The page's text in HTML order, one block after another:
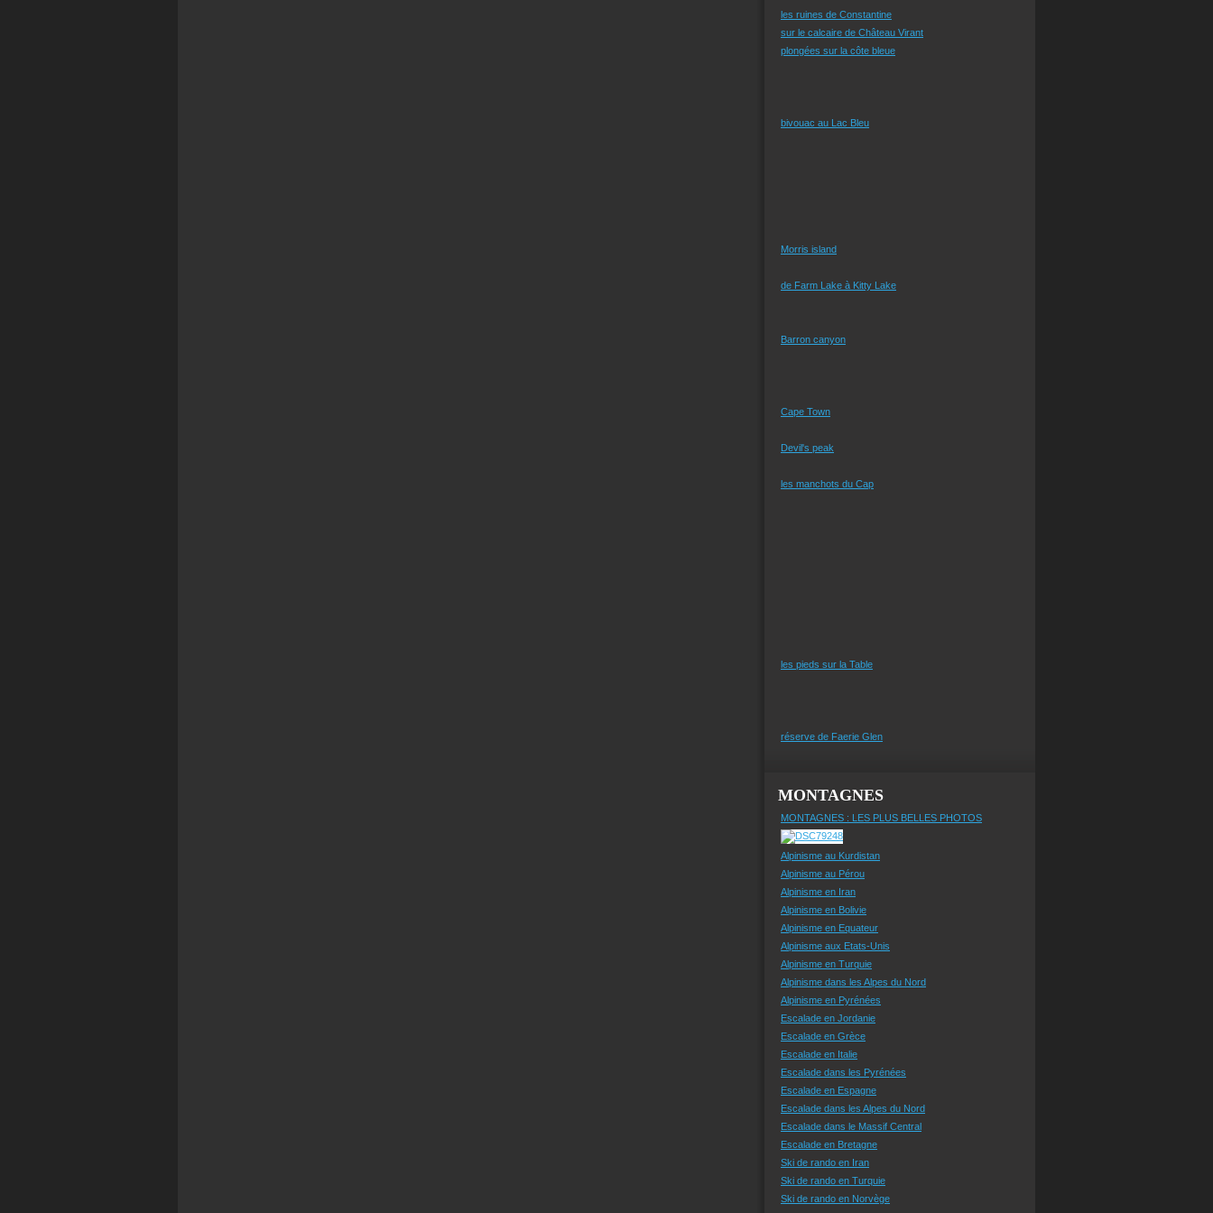
les ruines de Constantine
sur le calcaire de Château Virant
plongées sur la côte bleue
bivouac au Lac Bleu
Morris island
de Farm Lake à Kitty Lake
Barron canyon
Cape Town
Devil's peak
les manchots du Cap
les pieds sur la Table
réserve de Faerie Glen
MONTAGNES
MONTAGNES : LES PLUS BELLES PHOTOS
Alpinisme au Kurdistan
Alpinisme au Pérou
Alpinisme en Iran
Alpinisme en Bolivie
Alpinisme en Equateur
Alpinisme aux Etats-Unis
Alpinisme en Turquie
Alpinisme dans les Alpes du Nord
Alpinisme en Pyrénées
Escalade en Jordanie
Escalade en Grèce
Escalade en Italie
Escalade dans les Pyrénées
Escalade en Espagne
Escalade dans les Alpes du Nord
Escalade dans le Massif Central
Escalade en Bretagne
Ski de rando en Iran
Ski de rando en Turquie
Ski de rando en Norvège